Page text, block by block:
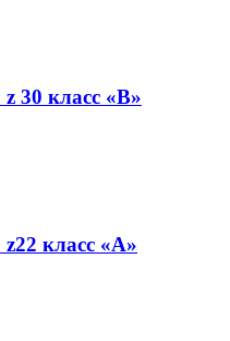
30 класс «В»
класс «А»